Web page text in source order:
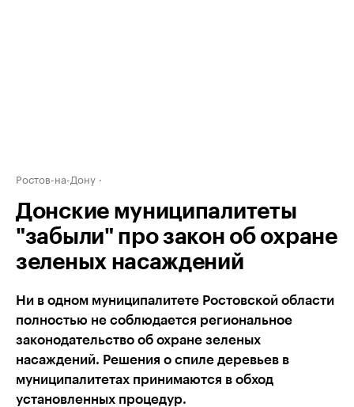
Ростов-на-Дону
Донские муниципалитеты
"забыли" про закон об охране
зеленых насаждений
Ни в одном муниципалитете Ростовской области
полностью не соблюдается региональное
законодательство об охране зеленых
насаждений. Решения о спиле деревьев в
муниципалитетах принимаются в обход
установленных процедур.